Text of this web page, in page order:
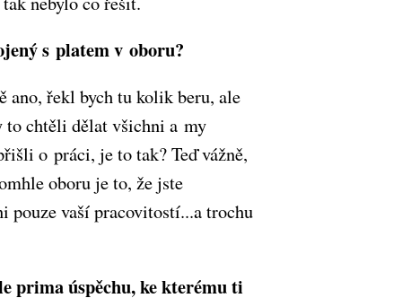
s platem v oboru?
ano, řekl bych tu kolik beru, ale
to chtěli dělat všichni a my
o práci, je to tak? Teď vážně,
oboru je to, že jste
pouze vaší pracovitostí...a trochu
prima úspěchu, ke kterému ti